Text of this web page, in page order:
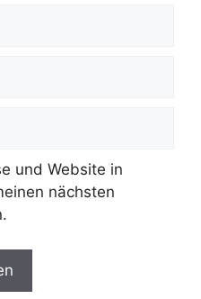
und Website in
nächsten